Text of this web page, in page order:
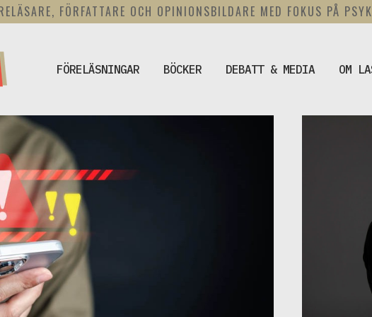
FÖRFATTARE OCH OPINIONSBILDARE MED FOKUS PÅ
FÖRELÄSNINGAR BÖCKER DEBATT & MEDIA OM